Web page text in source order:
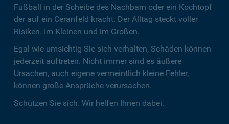
Fußball in der Scheibe des Nachbarn oder ein Kochtopf
der auf ein Ceranfeld kracht. Der Alltag steckt voller
Risiken. Im Kleinen und im Großen.
Egal wie umsichtig Sie sich verhalten, Schäden können
jederzeit auftreten. Nicht immer sind es äußere
Ursachen, auch eigene vermeintlich kleine Fehler,
können große Ansprüche verursachen.
Schützen Sie sich. Wir helfen Ihnen dabei.